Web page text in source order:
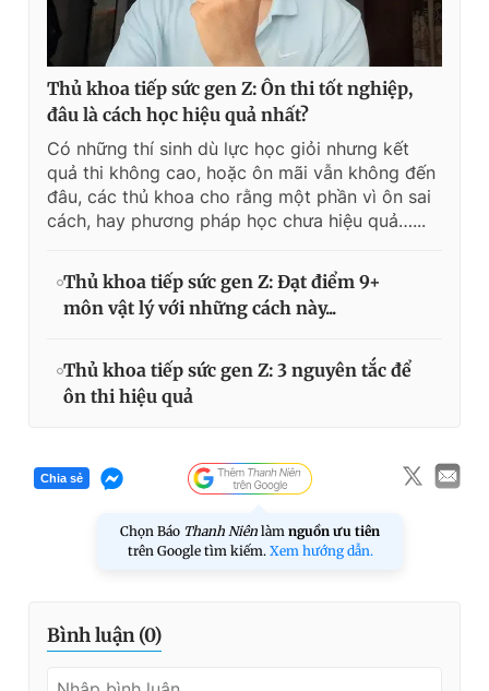
Thủ khoa tiếp sức gen Z: Ôn thi tốt nghiệp,
đâu là cách học hiệu quả nhất?
Có những thí sinh dù lực học giỏi nhưng kết
quả thi không cao, hoặc ôn mãi vẫn không đến
đâu, các thủ khoa cho rằng một phần vì ôn sai
cách, hay phương pháp học chưa hiệu quả…...
Thủ khoa tiếp sức gen Z: Đạt điểm 9+
môn vật lý với những cách này...
Thủ khoa tiếp sức gen Z: 3 nguyên tắc để
ôn thi hiệu quả
Chia sẻ
Chọn Báo Thanh Niên làm nguồn ưu tiên
trên Google tìm kiếm. Xem hướng dẫn.
Bình luận (0)